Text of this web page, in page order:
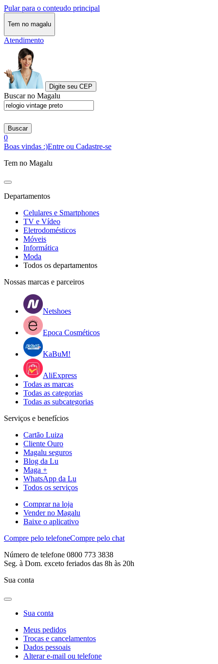
Pular para o conteudo principal
Tem no magalu
Atendimento
Digite seu CEP
Buscar no Magalu
Buscar
0
Boas vindas :)Entre ou Cadastre-se
Tem no Magalu
Departamentos
Celulares e Smartphones
TV e Vídeo
Eletrodomésticos
Móveis
Informática
Moda
Todos os departamentos
Nossas marcas e parceiros
Netshoes
Epoca Cosméticos
KaBuM!
AliExpress
Todas as marcas
Todas as categorias
Todas as subcategorias
Serviços e benefícios
Cartão Luiza
Cliente Ouro
Magalu seguros
Blog da Lu
Maga +
WhatsApp da Lu
Todos os serviços
Comprar na loja
Vender no Magalu
Baixe o aplicativo
Compre pelo telefoneCompre pelo chat
Número de telefone 0800 773 3838
Seg. à Dom. exceto feriados das 8h às 20h
Sua conta
Sua conta
Meus pedidos
Trocas e cancelamentos
Dados pessoais
Alterar e-mail ou telefone